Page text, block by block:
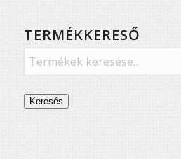
TERMÉKKERESŐ
Keresés